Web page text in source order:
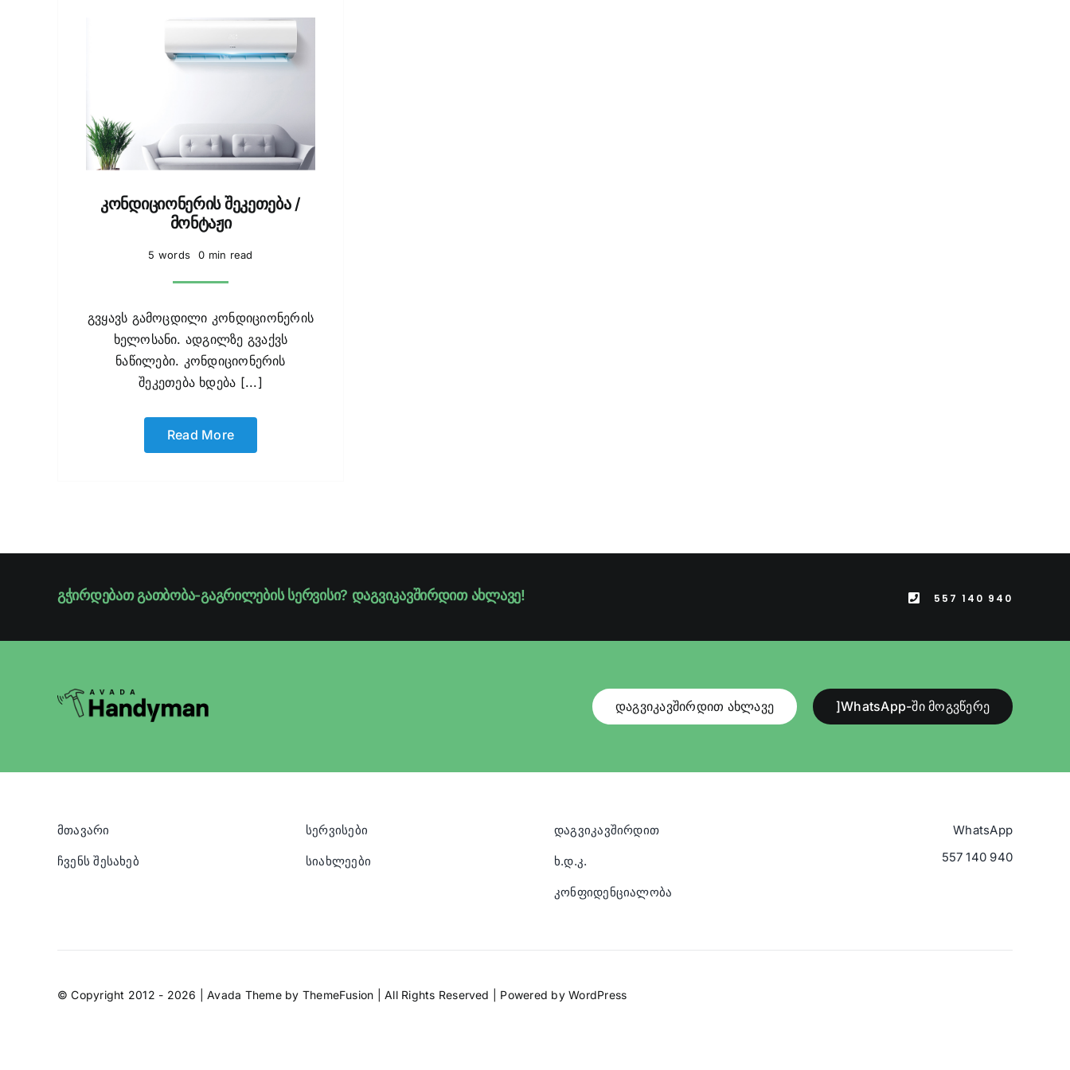
კონდიციონერის შეკეთება /
მონტაჟი
5 words 0 min read
გვყავს გამოცდილი კონდიციონერის
ხელოსანი. ადგილზე გვაქვს
ნაწილები. კონდიციონერის
შეკეთება ხდება [...]
Read More
გჭირდებათ გათბობა-გაგრილების სერვისი? დაგვიკავშირდით ახლავე! 557 140 940
დაგვიკავშირდით ახლავე ]WhatsApp-ში მოგვწერე
მთავარი
ჩვენს შესახებ
სერვისები
სიახლეები
დაგვიკავშირდით
ხ.დ.კ.
კონფიდენციალობა
WhatsApp
557 140 940
© Copyright 2012 - 2026 | Avada Theme by ThemeFusion | All Rights Reserved | Powered byWordPress